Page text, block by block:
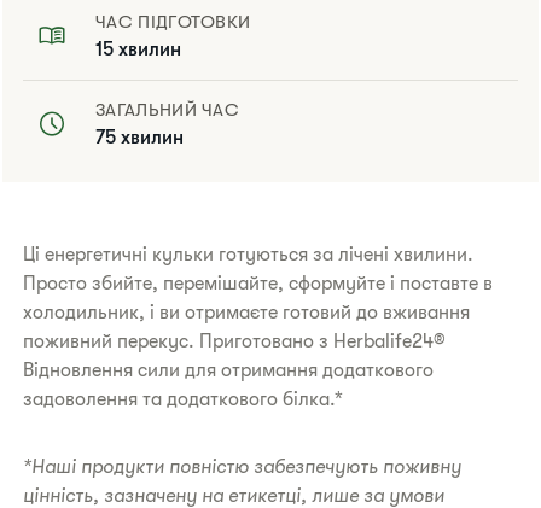
ЧАС ПІДГОТОВКИ
15 хвилин
ЗАГАЛЬНИЙ ЧАС
75 хвилин
​Ці енергетичні кульки готуються за лічені хвилини.
Просто збийте, перемішайте, сформуйте і поставте в
холодильник, і ви отримаєте готовий до вживання
поживний перекус. Приготовано з Herbalife24®
Відновлення сили для отримання додаткового
задоволення та додаткового білка.*
*Наші продукти повністю забезпечують поживну
цінність, зазначену на етикетці, лише за умови